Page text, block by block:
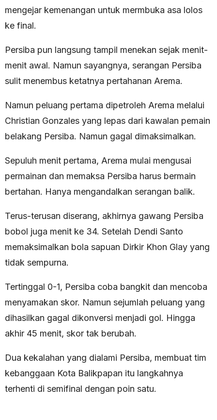
mengejar kemenangan untuk mermbuka asa lolos
ke final.
Persiba pun langsung tampil menekan sejak menit-
menit awal. Namun sayangnya, serangan Persiba
sulit menembus ketatnya pertahanan Arema.
Namun peluang pertama dipetroleh Arema melalui
Christian Gonzales yang lepas dari kawalan pemain
belakang Persiba. Namun gagal dimaksimalkan.
Sepuluh menit pertama, Arema mulai mengusai
permainan dan memaksa Persiba harus bermain
bertahan. Hanya mengandalkan serangan balik.
Terus-terusan diserang, akhirnya gawang Persiba
bobol juga menit ke 34. Setelah Dendi Santo
memaksimalkan bola sapuan Dirkir Khon Glay yang
tidak sempurna.
Tertinggal 0-1, Persiba coba bangkit dan mencoba
menyamakan skor. Namun sejumlah peluang yang
dihasilkan gagal dikonversi menjadi gol. Hingga
akhir 45 menit, skor tak berubah.
Dua kekalahan yang dialami Persiba, membuat tim
kebanggaan Kota Balikpapan itu langkahnya
terhenti di semifinal dengan poin satu.